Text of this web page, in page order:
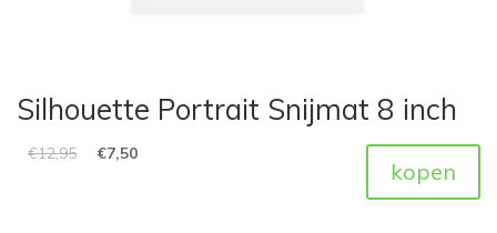
Silhouette Portrait Snijmat 8 inch
€12,95 €7,50
kopen